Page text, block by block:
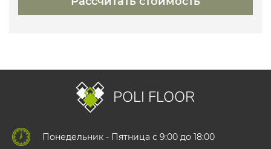
POLI FLOOR
Понедельник - Пятница с 9:00 до 18:00